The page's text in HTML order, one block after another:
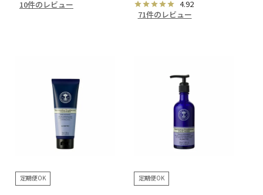
10件のレビュー
4.92
71件のレビュー
定期便OK 定期便OK